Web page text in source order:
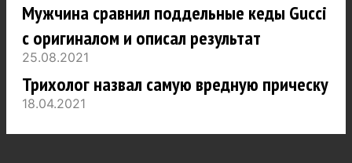
Мужчина сравнил поддельные кеды Gucci
с оригиналом и описал результат
25.08.2021
Трихолог назвал самую вредную прическу
18.04.2021